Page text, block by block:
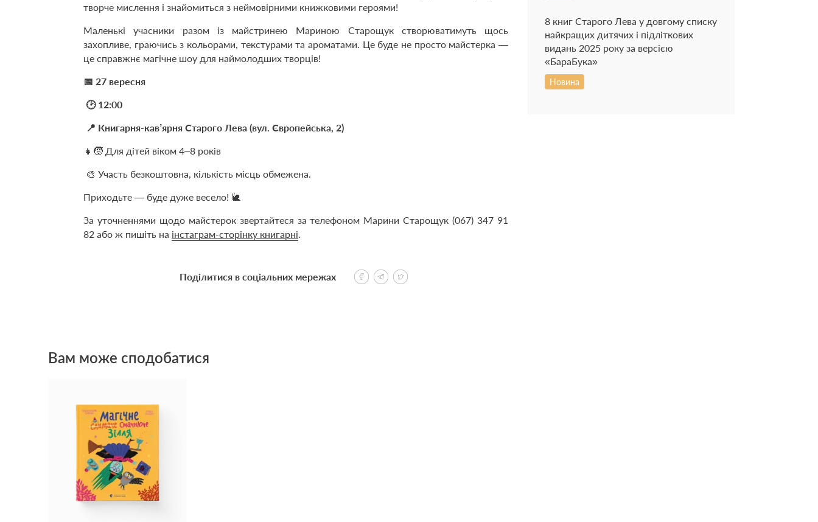
творче мислення і знайомиться з неймовірними книжковими героями!
Маленькі учасники разом із майстринею Мариною Старощук створюватимуть щось
захопливе, граючись з кольорами, текстурами та ароматами. Це буде не просто майстерка —
це справжнє магічне шоу для наймолодших творців!
📅 27 вересня
🕑 12:00
📍 Книгарня-кав’ярня Старого Лева (вул. Європейська, 2)
👧🧒 Для дітей віком 4–8 років
🎨 Участь безкоштовна, кількість місць обмежена.
Приходьте — буде дуже весело! 🐌
За уточненнями щодо майстерок звертайтеся за телефоном Марини Старощук (067) 347 91
82 або ж пишіть на інстаграм-сторінку книгарні
8 книг Старого Лева у довгому списку
найкращих дитячих і підліткових
видань 2025 року за версією
«БараБука»
Новина
Поділитися в соціальних мережах
Вам може сподобатися